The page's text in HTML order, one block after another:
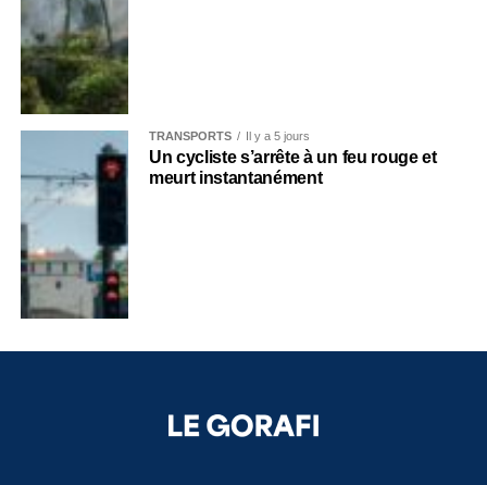
TRANSPORTS Il y a 5 jours
Un cycliste s’arrête à un feu rouge et
meurt instantanément